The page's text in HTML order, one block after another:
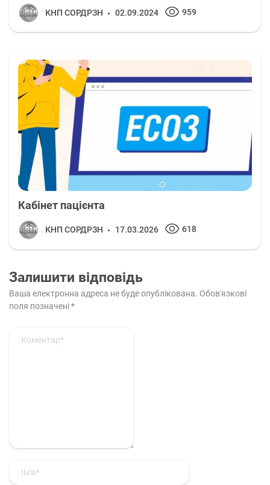
КНП СОРДРЗН 02.09.2024 959
Кабінет пацієнта
КНП СОРДРЗН 17.03.2026 618
Залишити відповідь
Ваша електронна адреса не буде опублікована. Обов'язкові
поля позначені*